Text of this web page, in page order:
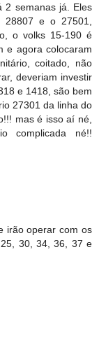
2 semanas já. Eles
e o 27501,
o volks 15-190 é
e agora colocaram
coitado, não
deveriam investir
e 1418, são bem
27301 da linha do
mas é isso aí né,
complicada né!!
irão operar com os
30, 34, 36, 37 e